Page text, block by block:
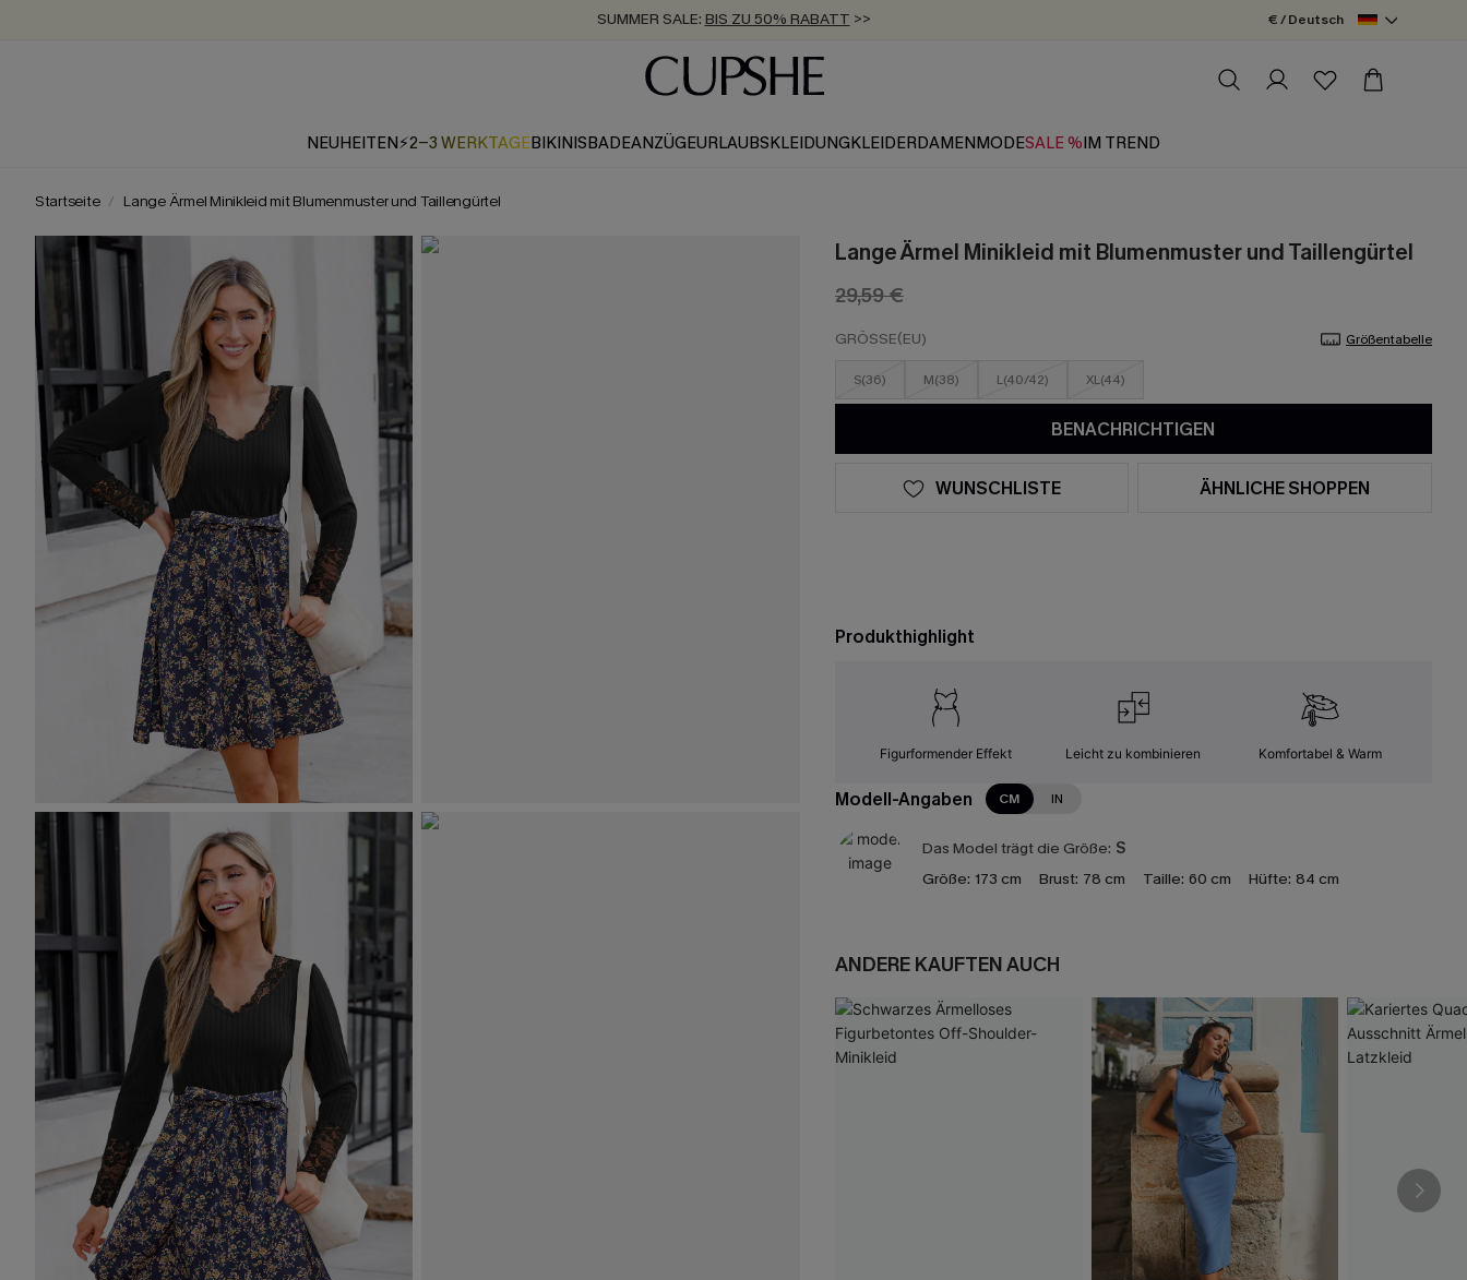
SUMMER SALE: BIS ZU 50% RABATT >>
ZUM NEWSLETTER:BIS ZU -20% EXTRA ERHALTEN
KOSTENLOSER VERSAND AB 89 €
€ / Deutsch
NEUHEITEN⚡2-3 WERKTAGEBIKINISBADEANZÜGEURLAUBSKLEIDUNGKLEIDERDAMENMODESALE %IM TREND
Startseite Lange Ärmel Minikleid mit Blumenmuster und Taillengürtel
Lange Ärmel Minikleid mit Blumenmuster und Taillengürtel
29,59 €
GRÖSSE(EU) Größentabelle
S(36) M(38) L(40/42) XL(44)
BENACHRICHTIGEN
WUNSCHLISTE ÄHNLICHE SHOPPEN
Produkthighlight
Figurformender Effekt Leicht zu kombinieren Komfortabel & Warm
Modell-Angaben CM IN
Das Model trägt die Größe: S
Größe: 173 cm Brust: 78 cm Taille: 60 cm Hüfte: 84 cm
ANDERE KAUFTEN AUCH